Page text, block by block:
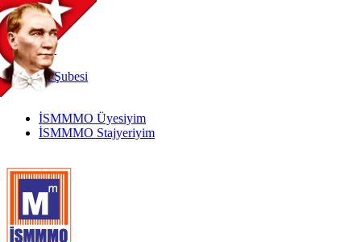
TR
|
EN
İnternetŞubesi
İSMMMO Üyesiyim
İSMMMO Stajyeriyim